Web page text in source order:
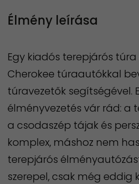
Élmény leírása
Egy kiadós terepjárós
Cherokee túraautókkal
túravezetők segítségével.
élményvezetés vár rád: a
a csodaszép tájak és
komplex, máshoz nem
terepjárós
szerepel, csak még